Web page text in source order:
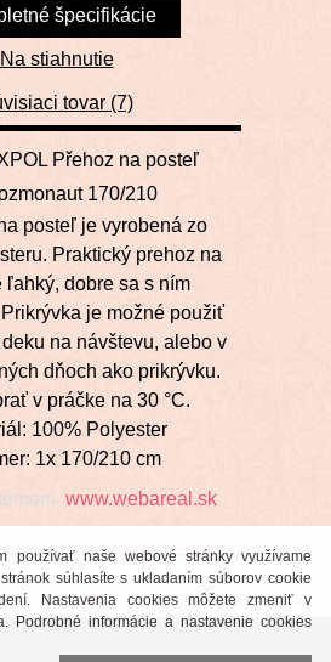
používať naše webové stránky využívame
súhlasíte s ukladaním súborov cookie
Nastavenia cookies môžete zmeniť v
Podrobné informácie a nastavenie cookies
špecifikácie
Na stiahnutie
tovar (7)
Přehoz na posteľ
170/210
posteľ je vyrobená zo
Praktický prehoz na
ľahký, dobre sa s ním
je možné použiť
na návštevu, alebo v
dňoch ako prikrývku.
v práčke na 30 °C.
100% Polyester
1x 170/210 cm
www.webareal.sk